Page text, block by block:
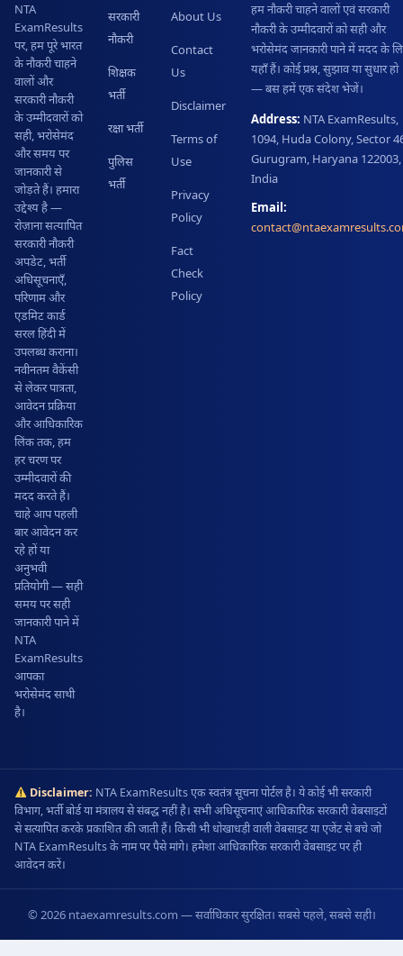
NTA
ExamResults
पर, हम पूरे भारत
के नौकरी चाहने
वालों और
सरकारी नौकरी
के उम्मीदवारों को
सही, भरोसेमंद
और समय पर
जानकारी से
जोड़ते हैं। हमारा
उद्देश्य है —
रोज़ाना सत्यापित
सरकारी नौकरी
अपडेट, भर्ती
अधिसूचनाएँ,
परिणाम और
एडमिट कार्ड
सरल हिंदी में
उपलब्ध कराना।
नवीनतम वैकेंसी
से लेकर पात्रता,
आवेदन प्रक्रिया
और आधिकारिक
लिंक तक, हम
हर चरण पर
उम्मीदवारों की
मदद करते हैं।
चाहे आप पहली
बार आवेदन कर
रहे हों या
अनुभवी
प्रतियोगी — सही
समय पर सही
जानकारी पाने में
NTA
ExamResults
आपका
भरोसेमंद साथी
है।
सरकारी
नौकरी
शिक्षक
भर्ती
रक्षा भर्ती
पुलिस
भर्ती
About Us
Contact
Us
Disclaimer
Terms of
Use
Privacy
Policy
Fact
Check
Policy
हम नौकरी चाहने वालों एवं सरकारी
नौकरी के उम्मीदवारों को सही और
भरोसेमंद जानकारी पाने में मदद के
यहाँ हैं। कोई प्रश्न, सुझाव या सुधार हो
— बस हमें एक संदेश भेजें।
Address: NTA ExamResults,
1094, Huda Colony, Sector
Gurugram, Haryana 122003,
India
Email:
Disclaimer: NTA ExamResults एक स्वतंत्र सूचना पोर्टल है। ये कोई भी सरकारी
विभाग, भर्ती बोर्ड या मंत्रालय से संबद्ध नहीं है। सभी अधिसूचनाएं आधिकारिक सरकारी वेबसाइटों
से सत्यापित करके प्रकाशित की जाती हैं। किसी भी धोखाधड़ी वाली वेबसाइट या एजेंट से बचे जो
NTA ExamResults के नाम पर पैसे मांगे। हमेशा आधिकारिक सरकारी वेबसाइट पर ही
आवेदन करें।
© 2026 ntaexamresults.com — सर्वाधिकार सुरक्षित। सबसे पहले, सबसे सही।